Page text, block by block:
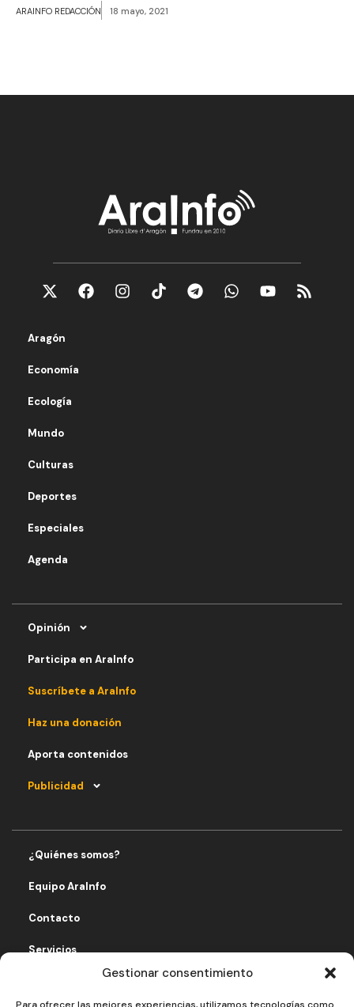
Gestionar consentimiento
ARAINFO REDACCIÓN 18 mayo, 2021
Aragón
Economía
Ecología
Mundo
Culturas
Deportes
Especiales
Agenda
Opinión
Participa en AraInfo
Suscríbete a AraInfo
Haz una donación
Aporta contenidos
Publicidad
¿Quiénes somos?
Equipo AraInfo
Contacto
Servicios
Fomentando economía solidaria